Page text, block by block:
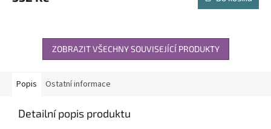
ZOBRAZIT VŠECHNY SOUVISEJÍCÍ PRODUKTY
Popis Ostatní informace
Detailní popis produktu